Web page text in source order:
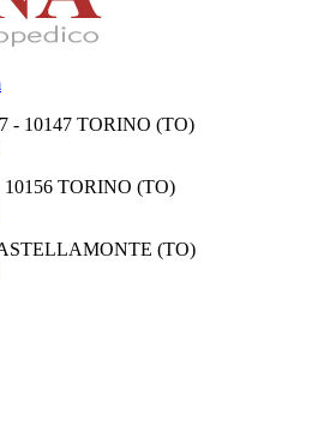
- 10147 TORINO (TO)
10156 TORINO (TO)
(TO)